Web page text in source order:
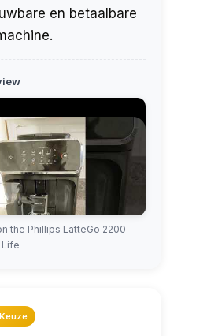
en betaalbare
the Phillips LatteGo 2200
Life